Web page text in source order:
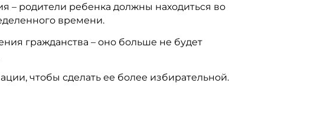
– родители ребенка должны находиться во
времени.
гражданства – оно больше не будет
чтобы сделать ее более избирательной.